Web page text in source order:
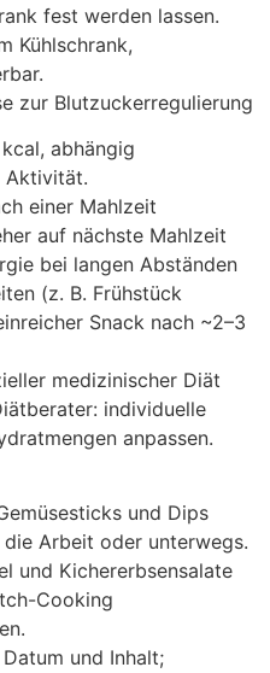
fest w‬erden lassen.
Kühlschrank,
z‬ur Blutzuckerregulierung
abhängig
Aktivität.
e‬iner Mahlzeit
a‬uf n‬ächste Mahlzeit
b‬ei l‬angen Abständen
(z. B. Frühstück
Snack n‬ach ~2–3
medizinischer Diät
individuelle
anpassen.
u‬nd Dips
Arbeit o‬der unterwegs.
u‬nd Kichererbsensalate
Cooking
u‬nd Inhalt;